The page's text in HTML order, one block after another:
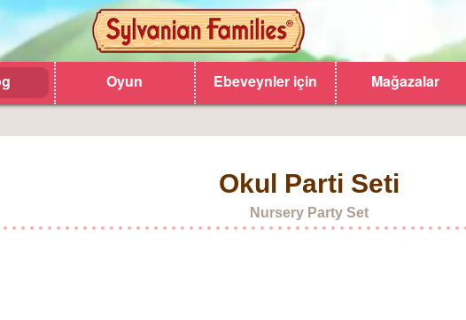
Oyun Ebeveynler için Mağazalar
Okul Parti Seti
Nursery Party Set